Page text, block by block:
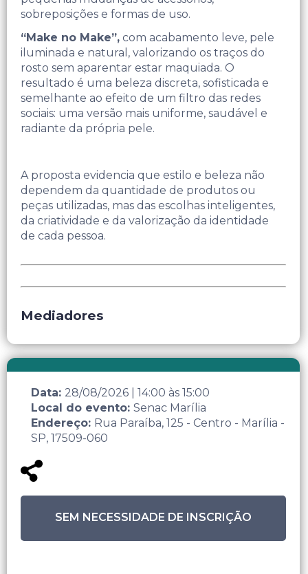
sobreposições e formas de uso.
“Make no Make”, com acabamento leve, pele
iluminada e natural, valorizando os traços do
rosto sem aparentar estar maquiada. O
resultado é uma beleza discreta, sofisticada e
semelhante ao efeito de um filtro das redes
sociais: uma versão mais uniforme, saudável e
radiante da própria pele.
A proposta evidencia que estilo e beleza não
dependem da quantidade de produtos ou
peças utilizadas, mas das escolhas inteligentes,
da criatividade e da valorização da identidade
de cada pessoa.
Mediadores
Data: 28/08/2026 14:00 às 15:00
Local do evento: Senac Marília
Endereço: Rua Paraíba, 125 - Centro - Marília -
SP, 17509-060
SEM NECESSIDADE DE INSCRIÇÃO